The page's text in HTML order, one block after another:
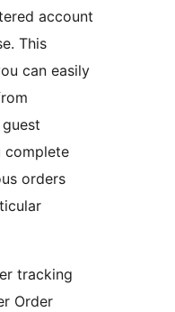
account
This
can easily
complete
orders
tracking
Order